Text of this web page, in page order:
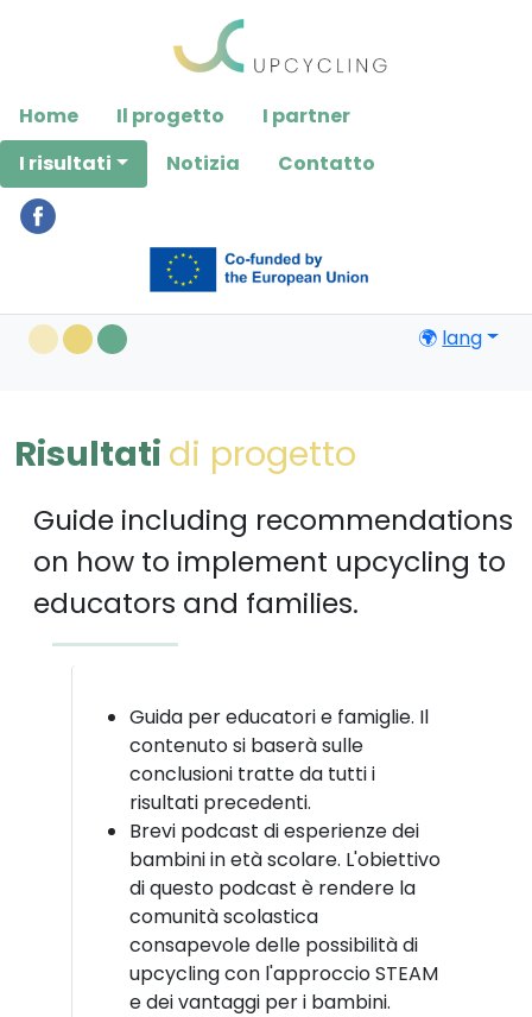
includes
an
accessibility
system.
Home Il progetto
I partner
I risultati
Notizia Contatto
🌍 lang
Risultati di progetto
Guide including recommendations
on how to implement upcycling to
educators and families.
Guida per educatori e famiglie. Il
contenuto si baserà sulle
conclusioni tratte da tutti i
risultati precedenti.
Brevi podcast di esperienze dei
bambini in età scolare. L'obiettivo
di questo podcast è rendere la
comunità scolastica
consapevole delle possibilità di
upcycling con l'approccio STEAM
e dei vantaggi per i bambini.